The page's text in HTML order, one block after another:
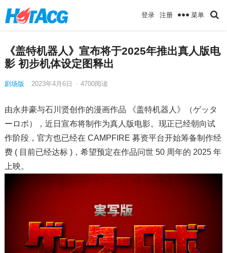
登录 注册 菜单
《盖特机器人》宣布将于2025年推出真人版电
影 初步机体设定图释出
剧场版 2023年4月6日 · 4700阅读
由永井豪与石川贤创作的漫画作品 《盖特机器人》（ゲッタ
ーロボ），近日宣布将制作为真人版电影。现正已经朝向试
作阶段，官方也已经在 CAMPFIRE 募资平台开始筹备制作经
费 ( 目前已经达标 )，希望预定在作品问世 50 周年的 2025 年
上映。